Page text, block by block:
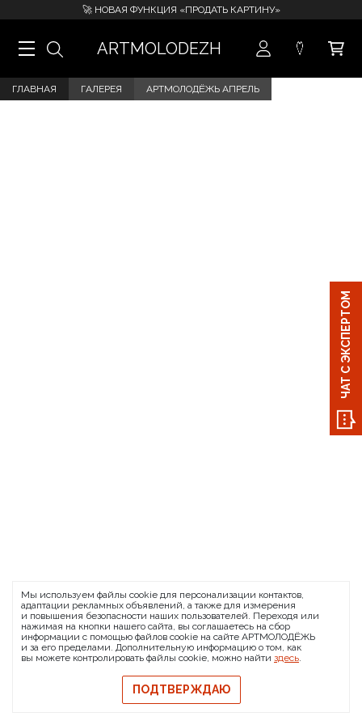
🚀 НОВАЯ ФУНКЦИЯ «ПРОДАТЬ КАРТИНУ»
ARTMOLODEZH
ГЛАВНАЯ ГАЛЕРЕЯ АРТМОЛОДЁЖЬ АПРЕЛЬ
ЧАТ С ЭКСПЕРТОМ
Мы используем файлы cookie для персонализации контактов,
адаптации рекламных объявлений, а также для измерения
и повышения безопасности наших пользователей. Переходя или
нажимая на кнопки нашего сайта, вы соглашаетесь на сбор
информации с помощью файлов cookie на сайте АРТМОЛОДЁЖЬ
и за его пределами. Дополнительную информацию о том, как
вы можете контролировать файлы cookie, можно найти здесь.
ПОДТВЕРЖДАЮ